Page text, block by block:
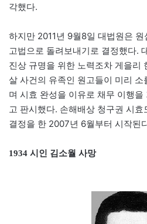
각했다.
하지만 2011년 9월8일 대법원은
고법으로 돌려보내기로 결정했다.
진상 규명을 위한 노력조차 게을리
살 사건의 유족인 원고들이 미리
며 시효 완성을 이유로 채무 이행
고 판시했다. 손해배상 청구권 시효
결정을 한 2007년 6월부터 시작된
1934 시인 김소월 사망